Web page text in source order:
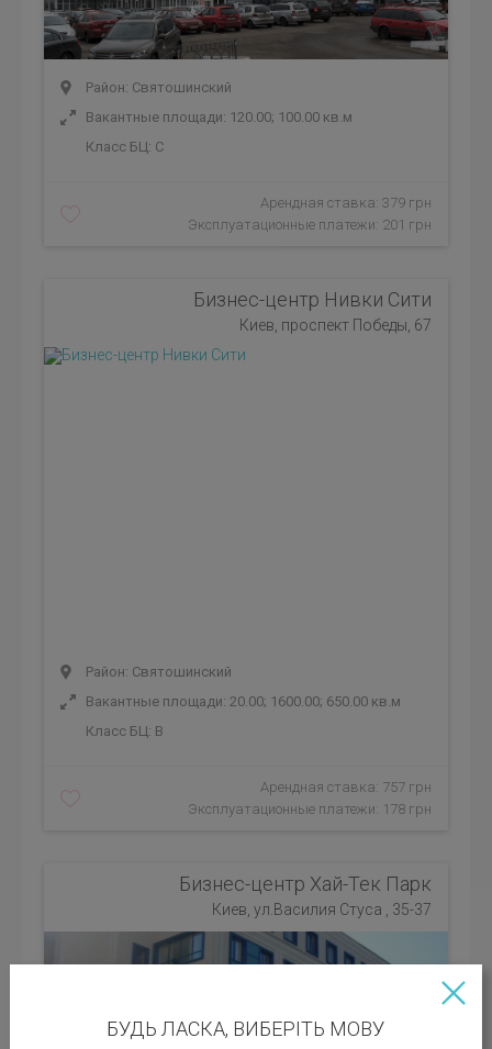
Район: Святошинский
Вакантные площади: 120.00; 100.00 кв.м
Класс БЦ: C
Арендная ставка: 379 грн
Эксплуатационные платежи: 201 грн
Бизнес-центр Нивки Сити
Киев, проспект Победы, 67
Район: Святошинский
Вакантные площади: 20.00; 1600.00; 650.00 кв.м
Класс БЦ: B
Арендная ставка: 757 грн
Эксплуатационные платежи: 178 грн
Бизнес-центр Хай-Тек Парк
Киев, ул.Василия Стуса , 35-37
БУДЬ ЛАСКА, ВИБЕРІТЬ МОВУ